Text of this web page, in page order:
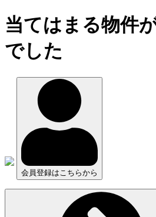
当てはまる物件
でした
会員登録はこちらから